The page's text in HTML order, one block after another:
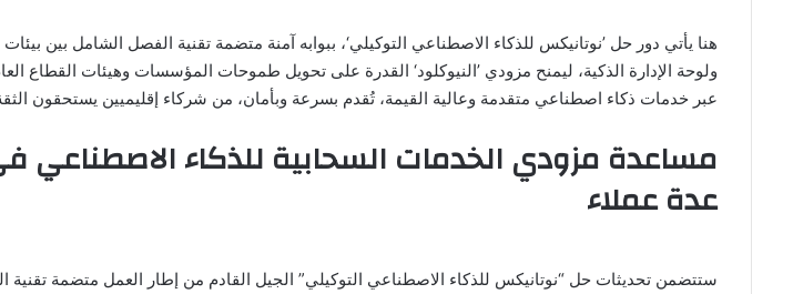
هنا يأتي دور حل ’نوتانيكس للذكاء الاصطناعي التوكيلي‘، ببوابه آمنة متضمة تقنية الفصل الشامل بين بيئات
ولوحة الإدارة الذكية، ليمنح مزودي ’النيوكلود‘ القدرة على تحويل طموحات المؤسسات وهيئات القطاع
عبر خدمات ذكاء اصطناعي متقدمة وعالية القيمة، تُقدم بسرعة وبأمان، من شركاء إقليميين يستحقون
مساعدة مزودي الخدمات السحابية للذكاء الاصطناعي
عدة عملاء
ستتضمن تحديثات حل “نوتانيكس للذكاء الاصطناعي التوكيلي” الجيل القادم من إطار العمل متضمة تقنية